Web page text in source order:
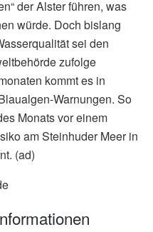
der Alster führen, was
würde. Doch bislang
sei den
zufolge
kommt es in
Warnungen. So
Monats vor einem
am Steinhuder Meer in
(ad)